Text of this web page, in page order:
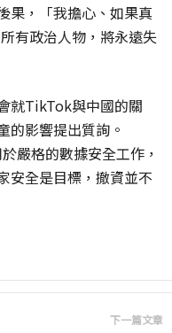
果，「我擔心、如果真
有政治人物，將永遠失
就TikTok與中國的關
的影響提出質詢。
嚴格的數據安全工作，
安全是目標，撤資並不
下一篇文章